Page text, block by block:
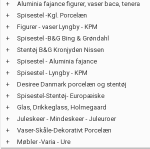
+
Aluminia fajance figurer, vaser baca, tenera
+
Spisestel -Kgl. Porcelæn
+
Figurer - vaser Lyngby - KPM
+
Spisestel -B&G Bing & Grøndahl
+
Stentøj B&G Kronjyden Nissen
+
Spisestel - Aluminia fajance
+
Spisestel - Lyngby - KPM
+
Desiree Danmark porcelæn og stentøj
+
Spisestel-Stentøj- Europæiske
+
Glas, Drikkeglass, Holmegaard
+
Juleskeer - Mindeskeer - Juleuroer
+
Vaser-Skåle-Dekorativt Porcelæn
+
Møbler -Varia - Ure